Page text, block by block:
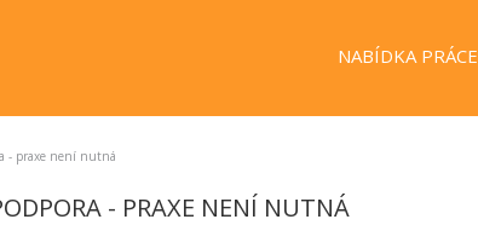
NABÍDKA PRÁCE
- praxe není nutná
- PRAXE NENÍ NUTNÁ